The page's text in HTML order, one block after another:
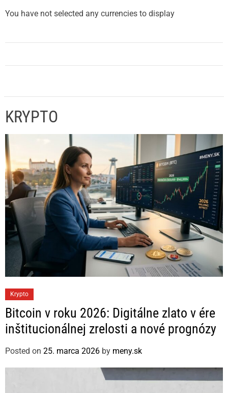
You have not selected any currencies to display
KRYPTO
a
t
e
o
r
Krypto
Bitcoin v roku 2026: Digitálne zlato v ére
inštitucionálnej zrelosti a nové prognózy
Posted on 25. marca 2026 by meny.sk